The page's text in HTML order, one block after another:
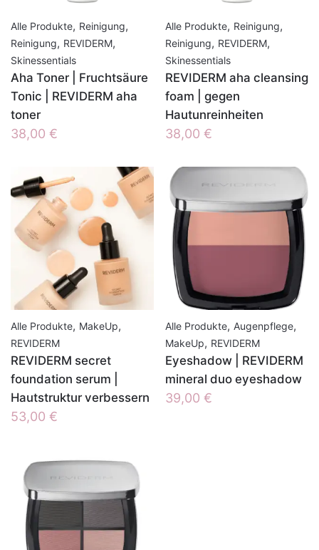
Alle Produkte, Reinigung,
Reinigung, REVIDERM,
Skinessentials
Aha Toner | Fruchtsäure
Tonic | REVIDERM aha
toner
38,00 €
Alle Produkte, Reinigung,
Reinigung, REVIDERM,
Skinessentials
REVIDERM aha cleansing
foam | gegen
Hautunreinheiten
38,00 €
Alle Produkte, MakeUp,
REVIDERM
REVIDERM secret
foundation serum |
Hautstruktur verbessern
53,00 €
Alle Produkte, Augenpflege,
MakeUp, REVIDERM
Eyeshadow | REVIDERM
mineral duo eyeshadow
39,00 €